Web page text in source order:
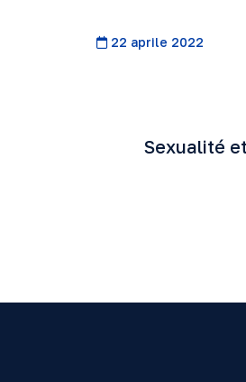
22 aprile 2022
Sexualité et